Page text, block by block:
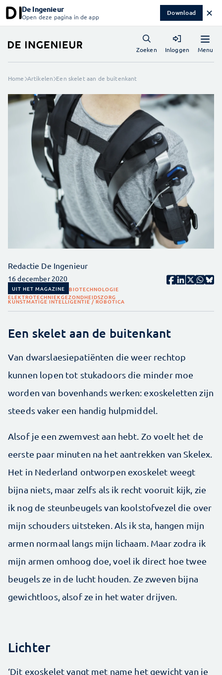
De Ingenieur
Open deze pagina in de app Download ✕
Menu
Zoeken Inloggen
Home Artikelen Een skelet aan de buitenkant
Redactie De Ingenieur
16 december 2020
UIT HET MAGAZINE BIOTECHNOLOGIE
ELEKTROTECHNIEKGEZONDHEIDSZORG
KUNSTMATIGE INTELLIGENTIE / ROBOTICA
Een skelet aan de buitenkant
Van dwarslaesiepatiënten die weer rechtop
kunnen lopen tot stukadoors die minder moe
worden van bovenhands werken: exoskeletten zijn
steeds vaker een handig hulpmiddel.
Alsof je een zwemvest aan hebt. Zo voelt het de
eerste paar minuten na het aantrekken van Skelex.
Het in Nederland ontworpen exoskelet weegt
bijna niets, maar zelfs als ik recht vooruit kijk, zie
ik nog de steunbeugels van koolstofvezel die over
mijn schouders uitsteken. Als ik sta, hangen mijn
armen normaal langs mijn lichaam. Maar zodra ik
mijn armen omhoog doe, voel ik direct hoe twee
beugels ze in de lucht houden. Ze zweven bijna
gewichtloos, alsof ze in het water drijven.
Lichter
‘Dit exoskelet vangt met name het gewicht van je